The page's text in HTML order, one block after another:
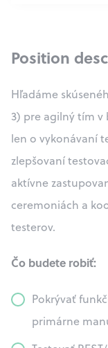
Position
Hľadáme
3) pre agilný tím v
len o vykonávaní
zlepšovaní
aktívne
ceremoniách a
testerov.
Čo budete robiť:
Pokrývať
primárne